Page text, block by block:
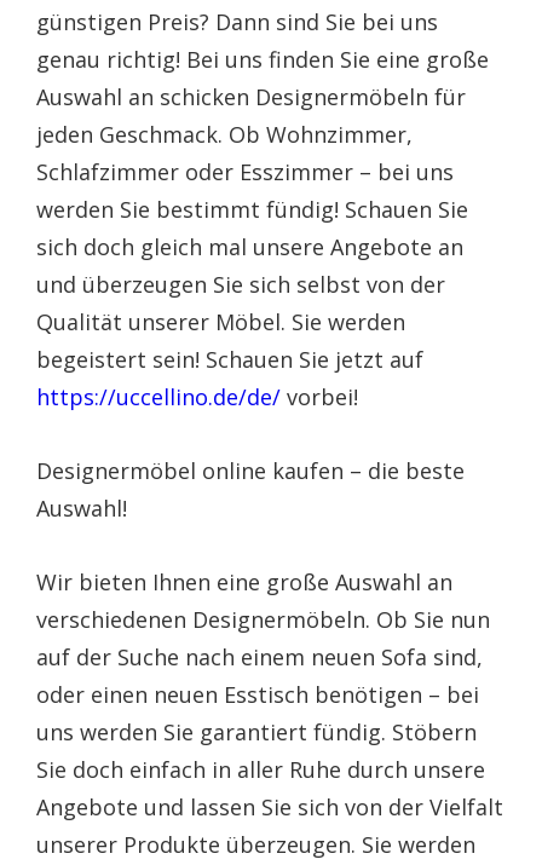
günstigen Preis? Dann sind Sie bei uns
genau richtig! Bei uns finden Sie eine große
Auswahl an schicken Designermöbeln für
jeden Geschmack. Ob Wohnzimmer,
Schlafzimmer oder Esszimmer – bei uns
werden Sie bestimmt fündig! Schauen Sie
sich doch gleich mal unsere Angebote an
und überzeugen Sie sich selbst von der
Qualität unserer Möbel. Sie werden
begeistert sein! Schauen Sie jetzt auf
https://uccellino.de/de/ vorbei!
Designermöbel online kaufen – die beste
Auswahl!
Wir bieten Ihnen eine große Auswahl an
verschiedenen Designermöbeln. Ob Sie nun
auf der Suche nach einem neuen Sofa sind,
oder einen neuen Esstisch benötigen – bei
uns werden Sie garantiert fündig. Stöbern
Sie doch einfach in aller Ruhe durch unsere
Angebote und lassen Sie sich von der Vielfalt
unserer Produkte überzeugen. Sie werden